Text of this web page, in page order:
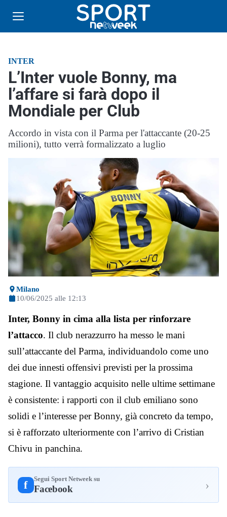
INTER
L’Inter vuole Bonny, ma
l’affare si farà dopo il
Mondiale per Club
Accordo in vista con il Parma per l'attaccante (20-25
milioni), tutto verrà formalizzato a luglio
Milano
10/06/2025 alle 12:13
Inter, Bonny in cima alla lista per rinforzare
l’attacco. Il club nerazzurro ha messo le mani
sull’attaccante del Parma, individuandolo come uno
dei due innesti offensivi previsti per la prossima
stagione. Il vantaggio acquisito nelle ultime settimane
è consistente: i rapporti con il club emiliano sono
solidi e l’interesse per Bonny, già concreto da tempo,
si è rafforzato ulteriormente con l’arrivo di Cristian
Chivu in panchina.
f Segui Sport Netweek su
Facebook ›